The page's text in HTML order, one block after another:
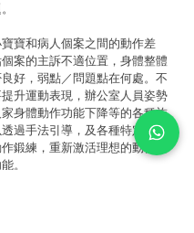
寶和病人個案之間的動作差
案的主訴不適位置，身體整體
好，弱點／問題點在何處。不
升運動表現，辦公室人員姿勢
身體動作功能下降等的各種族
過手法引導，及各種特定的靜
鍛練，重新激活理想的動作模
。